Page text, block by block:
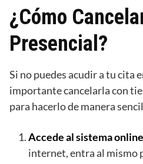
¿Cómo
Presencial?
Si no puedes acudir a tu cita
importante cancelarla con
para hacerlo de manera
Accede al sistema online
internet, entra al mismo